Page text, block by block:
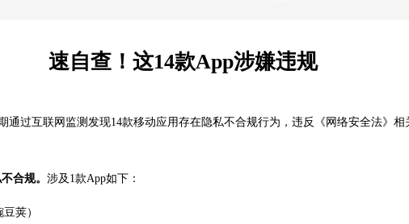
速自查！这14款App涉嫌违规
通过互联网监测发现14款移动应用存在隐私不合规行为，违反《网络安全法》
合规。 涉及1款App如下：
荚）